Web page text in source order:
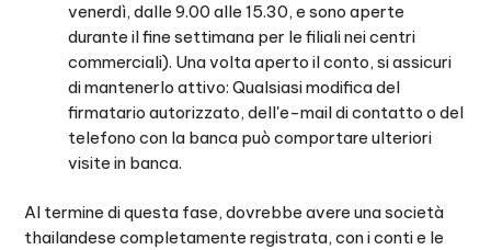
venerdì, dalle 9.00 alle 15.30, e sono aperte
durante il fine settimana per le filiali nei centri
commerciali). Una volta aperto il conto, si assicuri
di mantenerlo attivo: Qualsiasi modifica del
firmatario autorizzato, dell'e-mail di contatto o del
telefono con la banca può comportare ulteriori
visite in banca.
Al termine di questa fase, dovrebbe avere una società
thailandese completamente registrata, con i conti e le